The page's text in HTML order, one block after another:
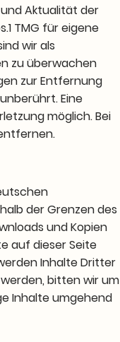
Aktualität der
TMG für eigene
wir als
zu überwachen
zur Entfernung
Eine
möglich. Bei
der Grenzen des
und Kopien
auf dieser Seite
Inhalte Dritter
bitten wir um
Inhalte umgehend